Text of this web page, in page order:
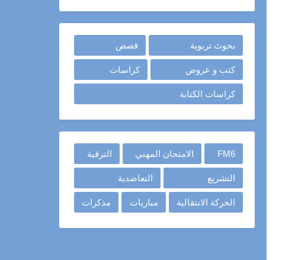
بحوث تربوية قصص
كتب و عروض كراسات
كراسات الكتابة
FM6 الامتحان المهني الترقية
التشريع التعاضدية
الحركة الانتقالية مباريات مذكرات